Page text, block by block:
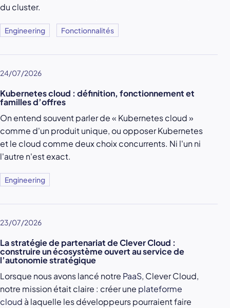
du cluster.
Engineering Fonctionnalités
24/07/2026
Kubernetes cloud : définition, fonctionnement et
familles d’offres
On entend souvent parler de « Kubernetes cloud »
comme d'un produit unique, ou opposer Kubernetes
et le cloud comme deux choix concurrents. Ni l'un ni
l'autre n'est exact.
Engineering
23/07/2026
La stratégie de partenariat de Clever Cloud :
construire un écosystème ouvert au service de
l’autonomie stratégique
Lorsque nous avons lancé notre PaaS, Clever Cloud,
notre mission était claire : créer une plateforme
cloud à laquelle les développeurs pourraient faire